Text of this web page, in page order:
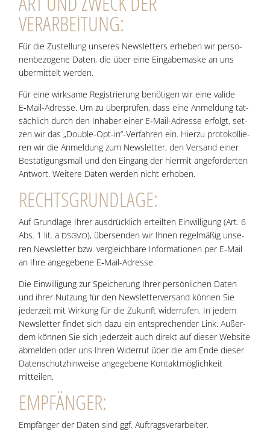
VERARBEITUNG:
Für die Zustel­lung unse­res News­let­ters erhe­ben wir per­so­
nen­be­zo­ge­ne Daten, die über eine Ein­ga­be­mas­ke an uns
über­mit­telt werden.
Für eine wirk­sa­me Regis­trie­rung benö­ti­gen wir eine vali­de
E‑Mail-Adres­se. Um zu über­prü­fen, dass eine Anmel­dung tat­
säch­lich durch den Inha­ber einer E‑Mail-Adres­se erfolgt, set­
zen wir das „Double-Opt-in“-Verfahren ein. Hier­zu pro­to­kol­lie­
ren wir die Anmel­dung zum News­let­ter, den Ver­sand einer
Bestä­ti­gungs­mail und den Ein­gang der hier­mit ange­for­der­ten
Ant­wort. Wei­te­re Daten wer­den nicht erhoben.
RECHTS­GRUND­LA­GE:
Auf Grund­la­ge Ihrer aus­drück­lich erteil­ten Ein­wil­li­gung (Art. 6
Abs. 1 lit. a DSGVO), über­sen­den wir Ihnen regel­mä­ßig unse­
ren News­let­ter bzw. ver­gleich­ba­re Infor­ma­tio­nen per E‑Mail
an Ihre ange­ge­be­ne E‑Mail-Adres­se.
Die Ein­wil­li­gung zur Spei­che­rung Ihrer per­sön­li­chen Daten
und ihrer Nut­zung für den News­let­ter­ver­sand kön­nen Sie
jeder­zeit mit Wir­kung für die Zukunft wider­ru­fen. In jedem
News­let­ter fin­det sich dazu ein ent­spre­chen­der Link. Außer­
dem kön­nen Sie sich jeder­zeit auch direkt auf die­ser Web­site
abmel­den oder uns Ihren Wider­ruf über die am Ende die­ser
Daten­schutz­hin­wei­se ange­ge­be­ne Kon­takt­mög­lich­keit
mitteilen.
EMP­FÄN­GER:
Emp­fän­ger der Daten sind ggf. Auftragsverarbeiter.